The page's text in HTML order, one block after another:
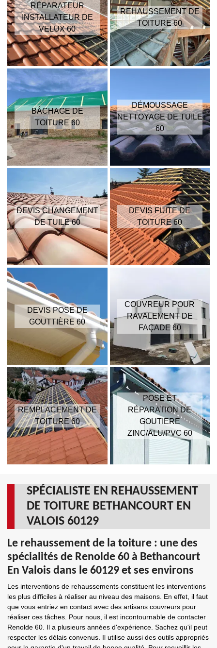
RÉPARATEUR
INSTALLATEUR DE
VELUX 60
REHAUSSEMENT DE
TOITURE 60
BÂCHAGE DE
TOITURE 60
DÉMOUSSAGE
NETTOYAGE DE TUILE
60
DEVIS CHANGEMENT
DE TUILE 60
DEVIS FUITE DE
TOITURE 60
DEVIS POSE DE
GOUTTIÈRE 60
COUVREUR POUR
RAVALEMENT DE
FAÇADE 60
REMPLACEMENT DE
TOITURE 60
POSE ET
RÉPARATION DE
GOUTIERE
ZINC/ALU/PVC 60
SPÉCIALISTE EN REHAUSSEMENT
DE TOITURE BETHANCOURT EN
VALOIS 60129
Le rehaussement de la toiture : une des
spécialités de Renolde 60 à Bethancourt
En Valois dans le 60129 et ses environs
Les interventions de rehaussements constituent les interventions
les plus difficiles à réaliser au niveau des maisons. En effet, il faut
que vous entriez en contact avec des artisans couvreurs pour
réaliser ces tâches. Pour nous, il est incontournable de contacter
Renolde 60. Il a plusieurs années d'expérience. Sachez qu'il peut
respecter les délais convenus. Il utilise aussi des outils appropriés